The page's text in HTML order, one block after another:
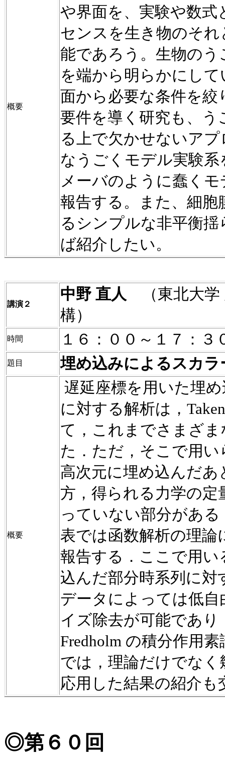
概要
や界面を、実験や数
センスを生き物のそ
能であろう。生物の
を端から明らかにし
面から必要な条件を
要件を導く研究も、
る上で欠かせないア
なうごくモデル実験
メーバのように蠢く
報告する。また、細胞
るシンプルな非平衡
ば紹介したい。
講演２
中野 直人 （東北大学
構）
時間 １６：００～１７：３
題目 埋め込みによるスカラ
概要
遅延座標を用いた埋
に対する解析は，
て，これまでさまざ
た．ただ，そこで用
高次元に埋め込んだ
方，得られる力学の
っていない部分があ
表では函数解析の理
報告する．ここで用
込んだ部分時系列に対
データによっては低
イズ除去が可能であ
Fredholm の積分作用
では，理論だけでな
応用した結果の紹介
◎第６０回